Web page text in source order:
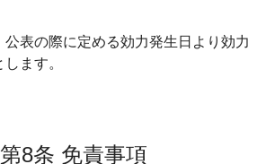
公表の際に定める効力発生日より効力
ます。
第8条 免責事項